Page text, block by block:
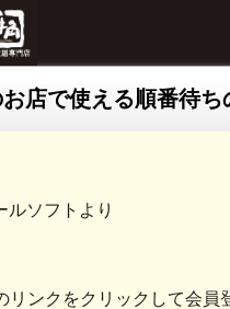
で使える順番待ち
ルソフトより
ンクをクリックして会員